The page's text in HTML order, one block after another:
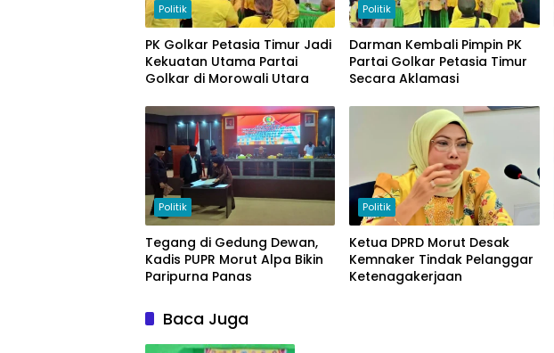
Politik
PK Golkar Petasia Timur Jadi
Kekuatan Utama Partai
Golkar di Morowali Utara
Politik
Darman Kembali Pimpin PK
Partai Golkar Petasia Timur
Secara Aklamasi
Politik
Tegang di Gedung Dewan,
Kadis PUPR Morut Alpa Bikin
Paripurna Panas
Politik
Ketua DPRD Morut Desak
Kemnaker Tindak Pelanggar
Ketenagakerjaan
Baca Juga